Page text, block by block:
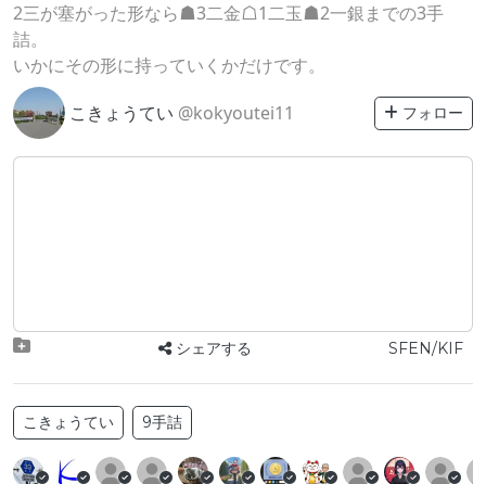
2三が塞がった形なら☗3二金☖1二玉☗2一銀までの3手
詰。
いかにその形に持っていくかだけです。
こきょうてい @kokyoutei11 フォロー
シェアする SFEN/KIF
こきょうてい 9手詰